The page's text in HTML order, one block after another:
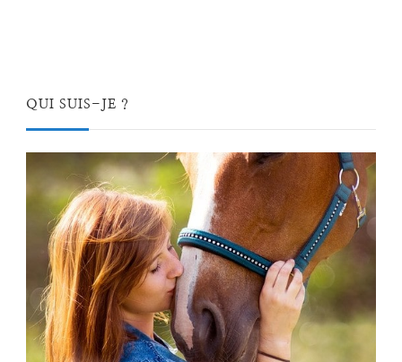
QUI SUIS-JE ?